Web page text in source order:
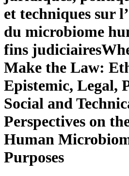
et techniques sur
du microbiome
fins judiciaires
Make the Law:
Epistemic, Legal,
Social and
Perspectives on
Human
Purposes